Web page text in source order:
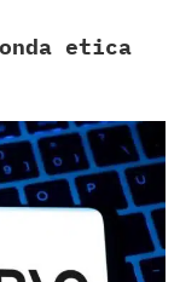
etica